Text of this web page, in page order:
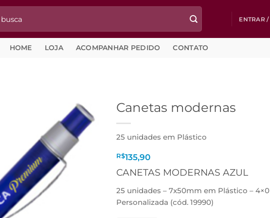
ENTRAR
HOME LOJA ACOMPANHAR PEDIDO CONTATO
Canetas modernas
25 unidades em Plástico
R$135,90
CANETAS MODERNAS AZUL
25 unidades – 7x50mm em Plástico – 4×0
Personalizada (cód. 19990)